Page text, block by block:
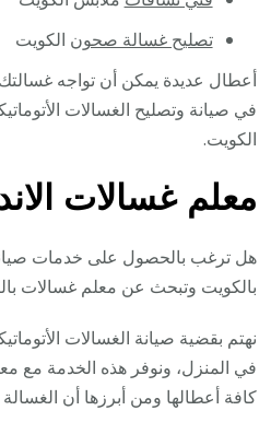
تصليح غسالة صحون الكويت
أعطال عديدة يمكن أن تواجه
في صيانة وتصليح الغسالات
الكويت.
معلم غسالات
هل ترغب بالحصول على خدمات
بالكويت وتبحث عن معلم غسالات
نهتم بقضية صيانة الغسالات
في المنزل، ونوفر هذه الخدمة مع
كافة أعطالها ومن أبرزها أن الغسالة